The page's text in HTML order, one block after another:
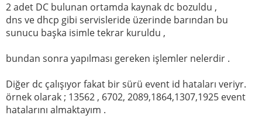
2 adet DC bulunan ortamda kaynak dc bozuldu ,
dns ve dhcp gibi servisleride üzerinde barından bu
sunucu başka isimle tekrar kuruldu ,
bundan sonra yapılması gereken işlemler nelerdir .
Diğer dc çalışıyor fakat bir sürü event id hataları veriyr.
örnek olarak ; 13562 , 6702, 2089,1864,1307,1925 event
hatalarını almaktayım .